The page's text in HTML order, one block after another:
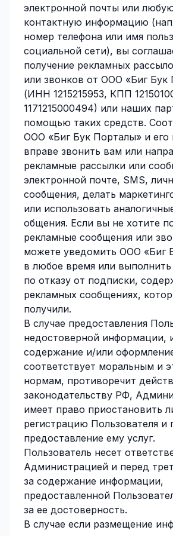
электронной почты или
контактную информацию
номер телефона или имя
социальной сети), вы
получение рекламных
или звонков от ООО «Биг Бук
(ИНН 1215215953, КПП
1171215000494) или наших
помощью таких средств.
ООО «Биг Бук Порталы» и его
вправе звонить вам или
рекламные рассылки или
электронной почте, SMS,
сообщения, делать
или использовать
общения. Если вы не хотите
рекламные сообщения или
можете уведомить ООО «Биг
в любое время или
по отказу от подписки,
рекламных сообщениях,
получили.
В случае предоставления
недостоверной информации,
содержание и/или
соответствует моральным и
нормам, противоречит
законодательству РФ,
имеет право приостановить
регистрацию Пользователя и
предоставление ему услуг.
Пользователь несет
Администрацией и перед
за содержание информации,
предоставленной
за ее достоверность.
В случае если размещение